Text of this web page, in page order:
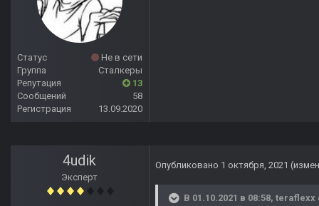
Статус
Не в сети
Группа
Сталкеры
Репутация
13
Сообщений
58
Регистрация
13.09.2020
4udik
Эксперт
Опубликовано 1 октября, 2021
В 01.10.2021 в 08:58, teraflexx